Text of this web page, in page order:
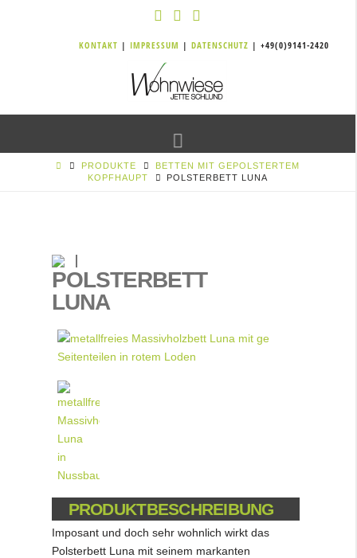
KONTAKT | IMPRESSUM | DATENSCHUTZ | +49(0)9141-2420
PRODUKTE
BETTEN MIT GEPOLSTERTEM
KOPFHAUPT
POLSTERBETT LUNA
POLSTERBETT
LUNA
PRODUKTBESCHREIBUNG
Imposant und doch sehr wohnlich wirkt das
Polsterbett Luna mit seinem markanten